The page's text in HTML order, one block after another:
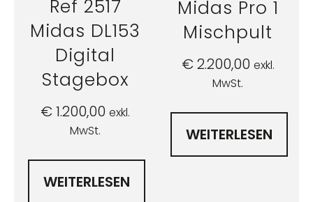
Ref 2517
Midas DL153
Digital
Stagebox
€1.200,00 exkl.
MwSt.
WEITERLESEN
Midas Pro 1
Mischpult
€2.200,00 exkl.
MwSt.
WEITERLESEN